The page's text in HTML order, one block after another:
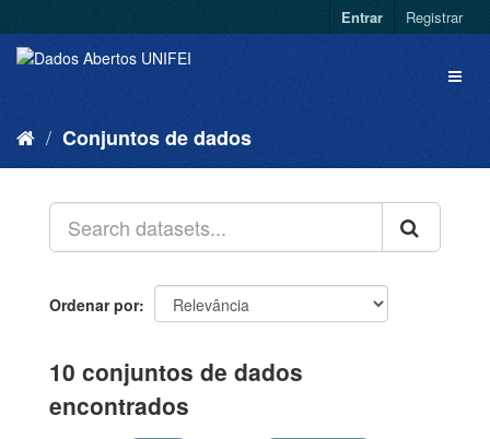
Entrar Registrar
Conjuntos de dados
Ordenar por
10 conjuntos de dados
encontrados